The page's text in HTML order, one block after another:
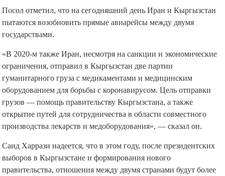
Посол отметил, что на сегодняшний день Иран и Кыргызстан
пытаются возобновить прямые авиарейсы между двумя
государствами.
«В 2020-м также Иран, несмотря на санкции и экономические
ограничения, отправил в Кыргызстан две партии
гуманитарного груза с медикаментами и медицинским
оборудованием для борьбы с коронавирусом. Цель отправки
грузов — помощь правительству Кыргызстана, а также
открытие путей для сотрудничества в области совместного
производства лекарств и медоборудования», — сказал он.
Саид Харрази надеется, что в этом году, после президентских
выборов в Кыргызстане и формирования нового
правительства, отношения между двумя странами будут более